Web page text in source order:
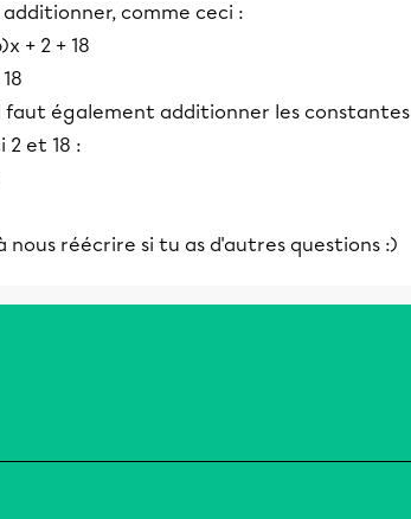
comme ceci :
+ 2 + 18
faut également additionner les constantes
2 et 18 :
nous réécrire si tu as d'autres questions :)